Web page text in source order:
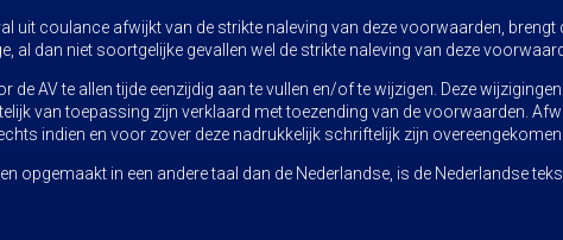
uit coulance afwijkt van de strikte naleving van deze voorwaarden, brengt
al dan niet soortgelijke gevallen wel de strikte naleving van deze
de AV te allen tijde eenzijdig aan te vullen en/of te wijzigen. Deze
van toepassing zijn verklaard met toezending van de voorwaarden.
indien en voor zover deze nadrukkelijk schriftelijk zijn overeengekomen.
opgemaakt in een andere taal dan de Nederlandse, is de Nederlandse